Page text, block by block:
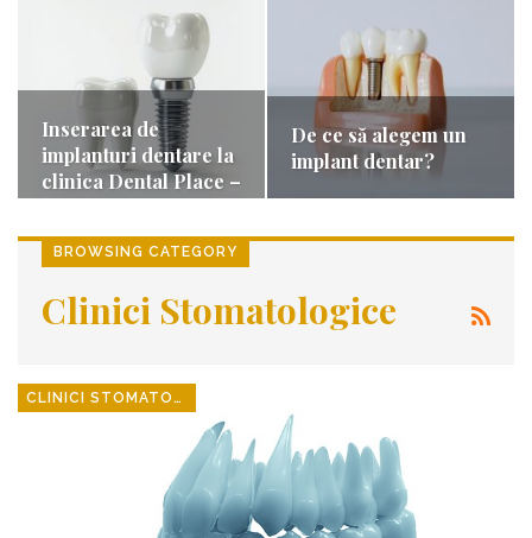
Inserarea de
implanturi dentare la
clinica Dental Place –
soluția…
De ce să alegem un
implant dentar?
BROWSING CATEGORY
Clinici Stomatologice
CLINICI STOMATOLOGICE